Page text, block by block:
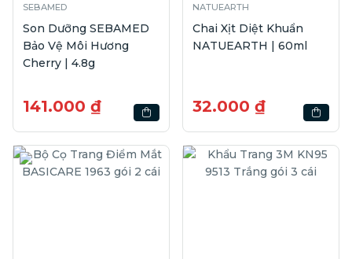
SEBAMED
Son Dưỡng SEBAMED
Bảo Vệ Môi Hương
Cherry | 4.8g
141.000 ₫
NATUEARTH
Chai Xịt Diệt Khuẩn
NATUEARTH | 60ml
32.000 ₫